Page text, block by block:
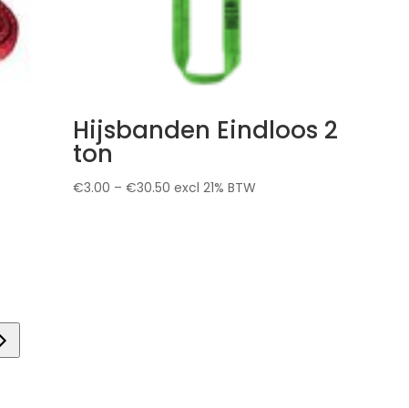
Hijsbanden Eindloos 2
ton
€3.00 – €30.50 excl 21% BTW